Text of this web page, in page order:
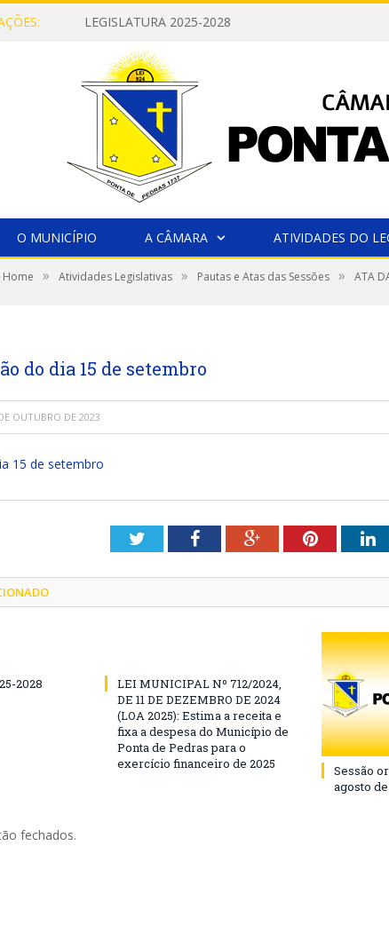
LEGISLATURA 2025-2028
O MUNICÍPIO A CÂMARA ATIVIDADES DO
Home » Atividades Legislativas » Pautas e Atas das Sessões » ATA
do dia 15 de setembro
OUTUBRO DE 2023
15 de setembro
TwitterFacebookGoogle+Pinterest
2028
LEI MUNICIPAL Nº 712/2024,
DE 11 DE DEZEMBRO DE 2024
(LOA 2025): Estima a receita e
fixa a despesa do Município de
Ponta de Pedras para o
exercício financeiro de 2025
Sessão
agosto
fechados.